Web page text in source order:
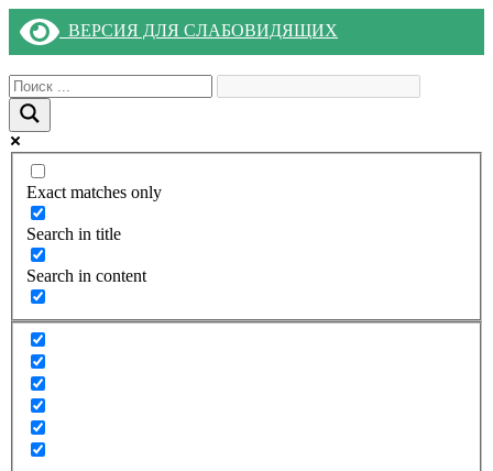
ВЕРСИЯ ДЛЯ СЛАБОВИДЯЩИХ
Exact matches only
Search in title
Search in content